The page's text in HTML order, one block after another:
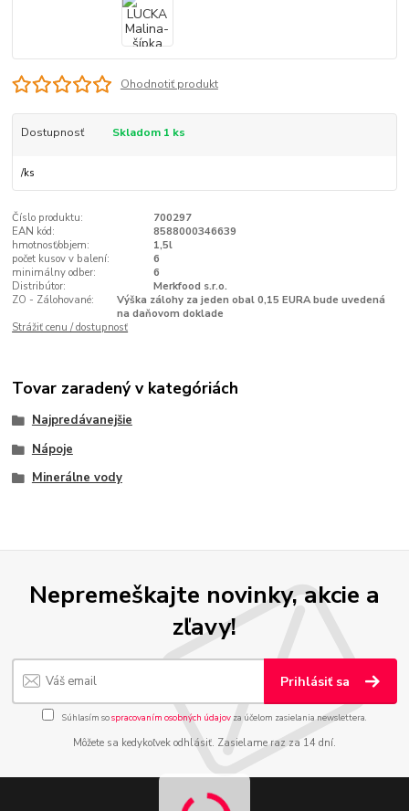
Ohodnotiť produkt
Dostupnosť Skladom 1 ks
/ks
Číslo produktu:
700297
EAN kód:
8588000346639
hmotnosť/objem:
1,5l
počet kusov v balení:
6
minimálny odber:
6
Distribútor:
Merkfood s.r.o.
ZO - Zálohované:
Výška zálohy za jeden obal 0,15 EURA bude uvedená
na daňovom doklade
Strážiť cenu / dostupnosť
Tovar zaradený v kategóriách
Najpredávanejšie
Nápoje
Minerálne vody
Nepremeškajte novinky, akcie a
zľavy!
Prihlásiť sa
Súhlasím sospracovaním osobných údajov za účelom zasielania newslettera.
Môžete sa kedykoľvek odhlásiť. Zasielame raz za 14 dní.